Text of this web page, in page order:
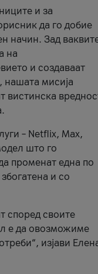
и за
да го добие
начин. Зад
на
и создаваат
нашата мисија
вистинска
– Netflix, Max,
што го
променат една по
и со
според своите
е да овозможиме
изјави